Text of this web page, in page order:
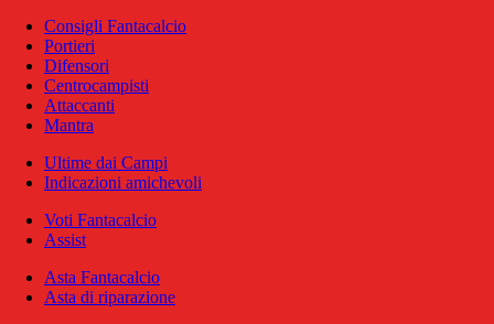
Consigli Fantacalcio
Portieri
Difensori
Centrocampisti
Attaccanti
Mantra
Ultime dai Campi
Indicazioni amichevoli
Voti Fantacalcio
Assist
Asta Fantacalcio
Asta di riparazione